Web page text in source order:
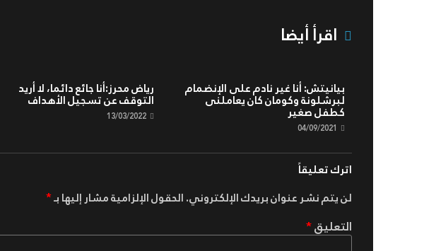
اقرأ أيضا
بيانيتش: أنا غير نادم على الإنضمام
لبرشلونة وكومان كان يعاملنى
كطفل صغير
04/09/2021
رياض محرز:أنا جائع دائما، لا أريد
التوقف عن تسجيل الأهداف
13/03/2022
اترك تعليقاً
لن يتم نشر عنوان بريدك الإلكتروني.الحقول الإلزامية مشار إليها بـ*
التعليق*